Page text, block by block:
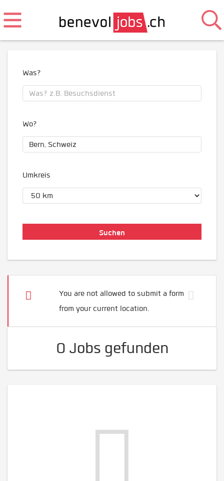
Was?
Wo?
Umkreis
You are not allowed to submit a form
from your current location.
0 Jobs gefunden